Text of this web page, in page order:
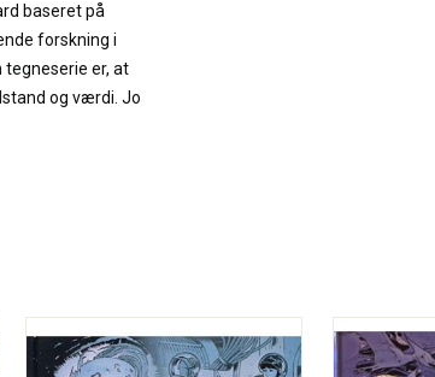
baseret på
forskning i
tegneserie er, at
og værdi. Jo